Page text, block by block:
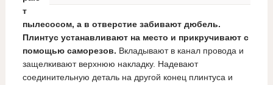
т
пылесосом, а в отверстие забивают дюбель.
Плинтус устанавливают на место и прикручивают с
помощью саморезов. Вкладывают в канал провода и
защелкивают верхнюю накладку. Надевают
соединительную деталь на другой конец плинтуса и